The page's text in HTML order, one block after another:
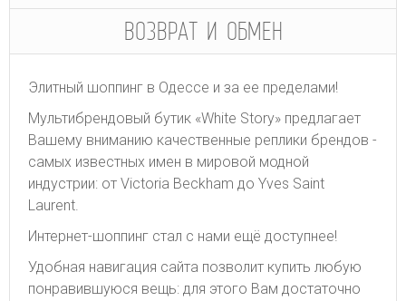
ВОЗВРАТ И ОБМЕН
Элитный шоппинг в Одессе и за ее пределами!
Мультибрендовый бутик «White Story» предлагает
Вашему вниманию качественные реплики брендов -
самых известных имен в мировой модной
индустрии: от Victoria Beckham до Yves Saint
Laurent.
Интернет-шоппинг стал с нами ещё доступнее!
Удобная навигация сайта позволит купить любую
понравившуюся вещь: для этого Вам достаточно